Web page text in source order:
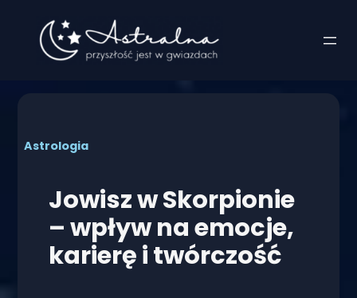
Astrologia
Jowisz w Skorpionie
– wpływ na emocje,
karierę i twórczość